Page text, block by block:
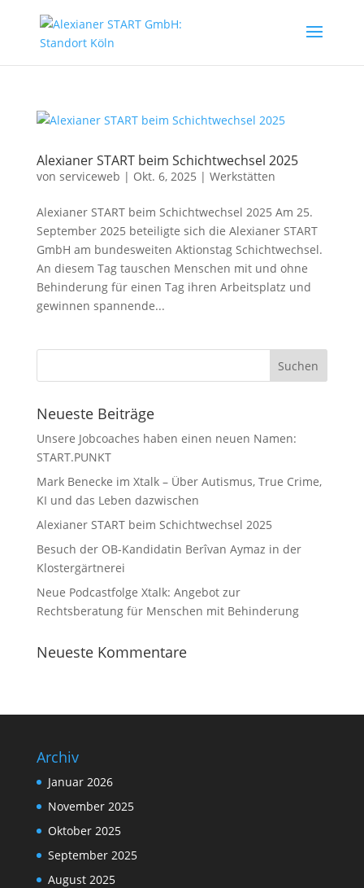
Alexianer START beim Schichtwechsel 2025
von serviceweb | Okt. 6, 2025 | Werkstätten
Alexianer START beim Schichtwechsel 2025 Am 25.
September 2025 beteiligte sich die Alexianer START
GmbH am bundesweiten Aktionstag Schichtwechsel.
An diesem Tag tauschen Menschen mit und ohne
Behinderung für einen Tag ihren Arbeitsplatz und
gewinnen spannende...
Neueste Beiträge
Unsere Jobcoaches haben einen neuen Namen:
START.PUNKT
Mark Benecke im Xtalk – Über Autismus, True Crime,
KI und das Leben dazwischen
Alexianer START beim Schichtwechsel 2025
Besuch der OB-Kandidatin Berîvan Aymaz in der
Klostergärtnerei
Neue Podcastfolge Xtalk: Angebot zur
Rechtsberatung für Menschen mit Behinderung
Neueste Kommentare
Archiv
Januar 2026
November 2025
Oktober 2025
September 2025
August 2025